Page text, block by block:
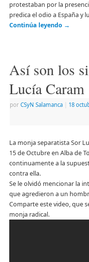
protestaban por la
predica el odio a España y
Continúa leyendo →
Así son los
Lucía Caram
por CSyN Salamanca 18
La monja separatista Sor
15 de Octubre en Alba de
continuamente a la
contra ella.
Se le olvidó mencionar la
que agredieron a un
Comparte este video, que
monja radical.